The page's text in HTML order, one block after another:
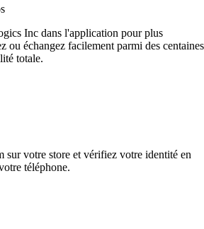
Inc dans l'application pour plus
ou échangez facilement parmi des centaines
totale.
sur votre store et vérifiez votre identité en
téléphone.